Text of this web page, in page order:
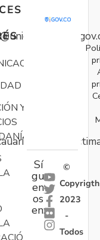
Y
Sí
gu
en
os
en:
©
Copyrigth
2023
-
Todos